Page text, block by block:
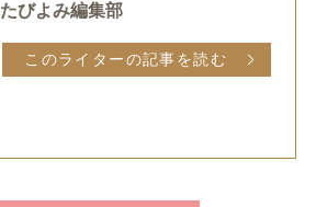
たびよみ編集部
このライターの記事を読む